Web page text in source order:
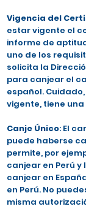
Vigencia del
estar vigente el
informe de
uno de los
solicita la
para canjear el
español.
vigente, tiene
Canje Único: El
puede haberse
permite, por
canjear en Perú
canjear en
en Perú. No
misma